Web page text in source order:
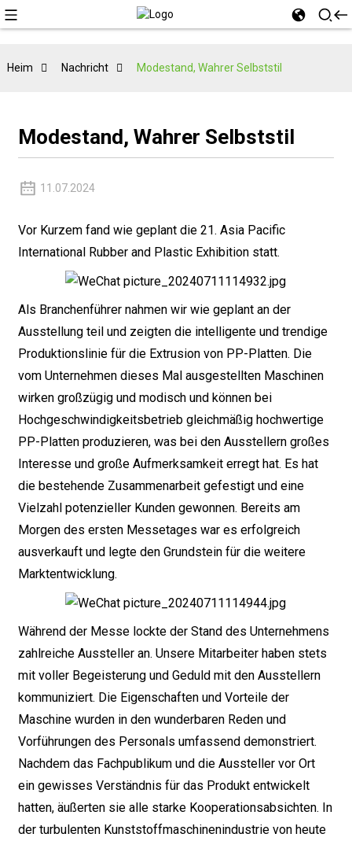
Heim Nachricht Modestand, Wahrer Selbststil
Modestand, Wahrer Selbststil
11.07.2024
Vor Kurzem fand wie geplant die 21. Asia Pacific
International Rubber and Plastic Exhibition statt.
Als Branchenführer nahmen wir wie geplant an der
Ausstellung teil und zeigten die intelligente und trendige
Produktionslinie für die Extrusion von PP-Platten. Die
vom Unternehmen dieses Mal ausgestellten Maschinen
wirken großzügig und modisch und können bei
Hochgeschwindigkeitsbetrieb gleichmäßig hochwertige
PP-Platten produzieren, was bei den Ausstellern großes
Interesse und große Aufmerksamkeit erregt hat. Es hat
die bestehende Zusammenarbeit gefestigt und eine
Vielzahl potenzieller Kunden gewonnen. Bereits am
Morgen des ersten Messetages war es erfolgreich
ausverkauft und legte den Grundstein für die weitere
Marktentwicklung.
Während der Messe lockte der Stand des Unternehmens
zahlreiche Aussteller an. Unsere Mitarbeiter haben stets
mit voller Begeisterung und Geduld mit den Ausstellern
kommuniziert. Die Eigenschaften und Vorteile der
Maschine wurden in den wunderbaren Reden und
Vorführungen des Personals umfassend demonstriert.
Nachdem das Fachpublikum und die Aussteller vor Ort
ein gewisses Verständnis für das Produkt entwickelt
hatten, äußerten sie alle starke Kooperationsabsichten. In
der turbulenten Kunststoffmaschinenindustrie von heute